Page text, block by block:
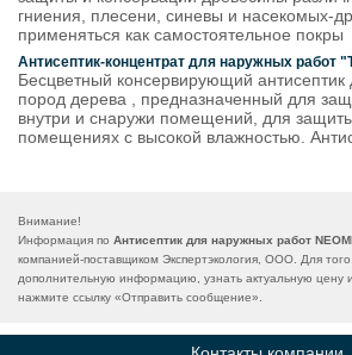
гниения, плесени, синевы и насекомых-
применяться как самостоятельное покры
Антисептик-концентрат для наружных работ
Бесцветный консервирующий антисептик
пород дерева , предназначенный для
внутри и снаружи помещений, для
помещениях с высокой влажностью.
Внимание!
Информация по Антисептик для наружных работ
компанией-поставщиком Экспертэкология, ООО. Для
дополнительную информацию, узнать актуальную цену
нажмите ссылку «Отправить сообщение».